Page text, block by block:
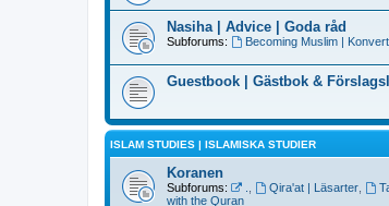
Nasiha | Advice | Goda råd
Subforums: Becoming Muslim |
Guestbook | Gästbok &
ISLAM STUDIES | ISLAMISKA STUDIER
Koranen
Subforums: Qira'at | Läsarter,
with the Quran